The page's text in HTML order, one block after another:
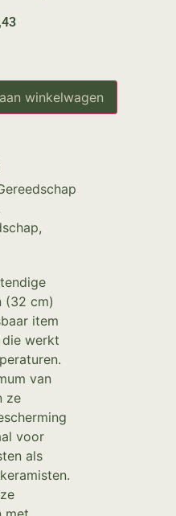
winkelwagen
,
(32 cm)
item
werkt
van
ze
voor
als